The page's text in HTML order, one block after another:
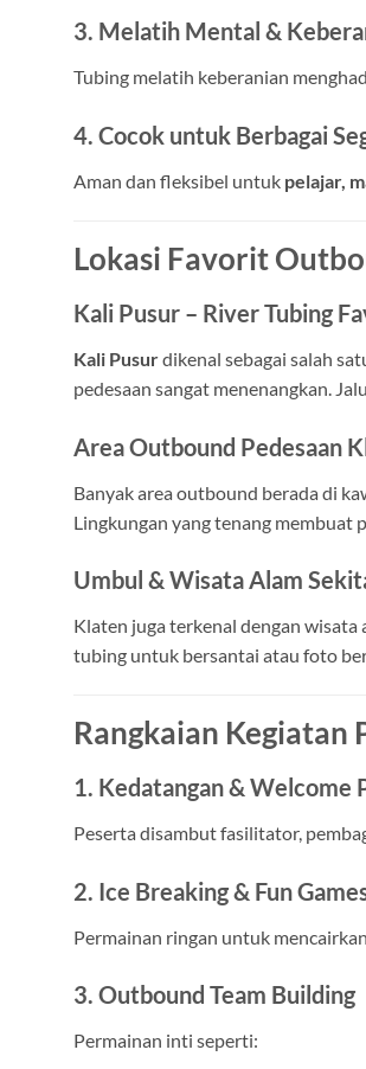
3. Melatih Mental &
Tubing melatih keberanian
4. Cocok untuk Berbagai
Aman dan fleksibel untuk pelajar,
Lokasi Favorit
Kali Pusur – River Tubing
Kali Pusurdikenal sebagai salah
pedesaan sangat menenangkan.
Area Outbound Pedesaan
Banyak area outbound berada di
Lingkungan yang tenang membuat
Umbul & Wisata Alam
Klaten juga terkenal dengan wisata
tubing untuk bersantai atau foto
Rangkaian Kegiatan
1. Kedatangan & Welcome
Peserta disambut fasilitator,
2. Ice Breaking & Fun
Permainan ringan untuk
3. Outbound Team Building
Permainan inti seperti: